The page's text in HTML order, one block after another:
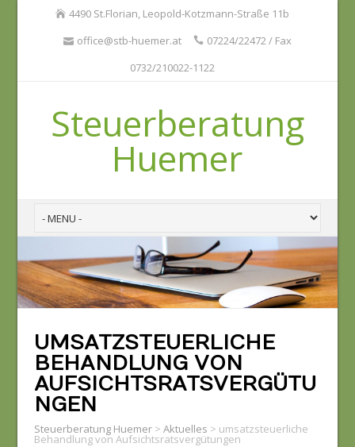
4490 St.Florian, Leopold-Kotzmann-Straße 11b
office@stb-huemer.at
07224/22472 / Fax
0732/210022-1122
Steuerberatung
Huemer
UMSATZSTEUERLICHE
BEHANDLUNG VON
AUFSICHTSRATSVERGÜTU
NGEN
Steuerberatung Huemer> Aktuelles > umsatzsteuerliche
Behandlung von Aufsichtsratsvergütungen